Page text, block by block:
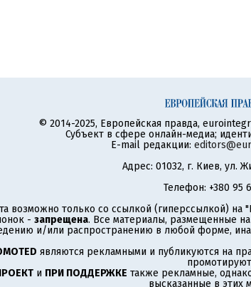
© 2014-2025, Европейская правда,
Субъект в сфере онлайн-медиа;
E-mail редакции:
Адрес: 01032, г. Киев, ул.
Телефон: +380 95
возможно только со ссылкой (гиперссылкой)
- запрещена. Все материалы, размещенные на
и/или распространению в любой форме,
являются рекламными и публикуются на
и ПРИ ПОДДЕРЖКЕ также рекламные,
высказанные в этих